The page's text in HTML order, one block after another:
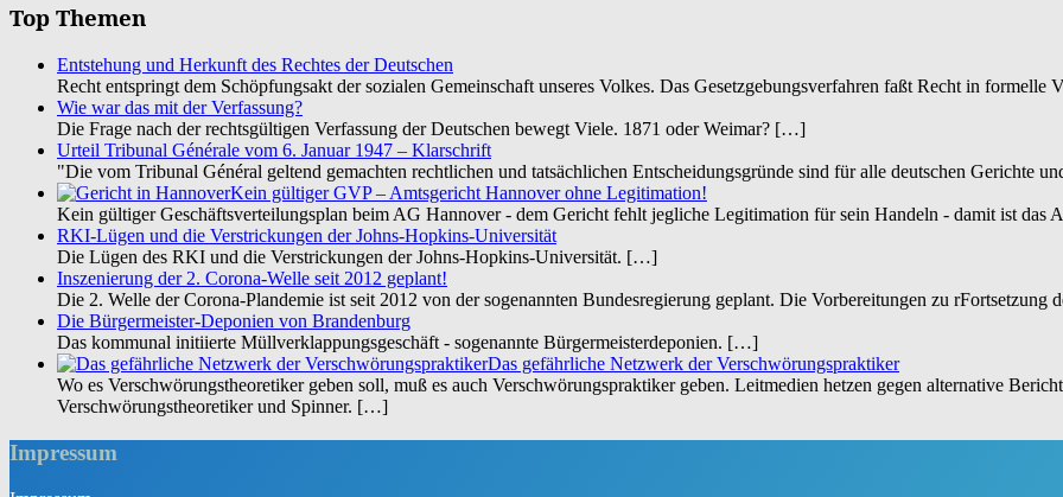
Top Themen
Entstehung und Herkunft des Rechtes der Deutschen
Recht entspringt dem Schöpfungsakt der sozialen Gemeinschaft unseres Volkes. Das Gesetzgebungsverfahren faßt Recht in
Wie war das mit der Verfassung?
Die Frage nach der rechtsgültigen Verfassung der Deutschen bewegt Viele. 1871 oder Weimar? […]
Urteil Tribunal Générale vom 6. Januar 1947 – Klarschrift
"Die vom Tribunal Général geltend gemachten rechtlichen und tatsächlichen Entscheidungsgründe sind für alle deutschen Gerichte
Kein gültiger GVP – Amtsgericht Hannover ohne Legitimation!
Kein gültiger Geschäftsverteilungsplan beim AG Hannover - dem Gericht fehlt jegliche Legitimation für sein Handeln - damit ist das
RKI-Lügen und die Verstrickungen der Johns-Hopkins-Universität
Die Lügen des RKI und die Verstrickungen der Johns-Hopkins-Universität. […]
Inszenierung der 2. Corona-Welle seit 2012 geplant!
Die 2. Welle der Corona-Plandemie ist seit 2012 von der sogenannten Bundesregierung geplant. Die Vorbereitungen zu
Die Bürgermeister-Deponien von Brandenburg
Das kommunal initiierte Müllverklappungsgeschäft - sogenannte Bürgermeisterdeponien. […]
Das gefährliche Netzwerk der Verschwörungspraktiker
Wo es Verschwörungstheoretiker geben soll, muß es auch Verschwörungspraktiker geben. Leitmedien hetzen gegen alternative
Verschwörungstheoretiker und Spinner. […]
Impressum